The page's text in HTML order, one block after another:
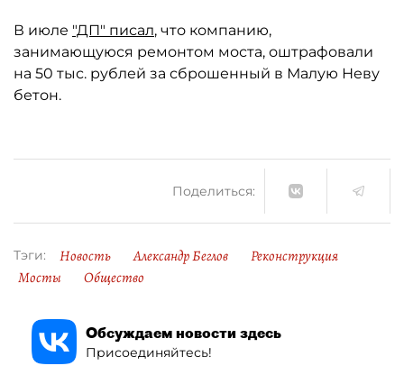
В июле "ДП" писал, что компанию,
занимающуюся ремонтом моста, оштрафовали
на 50 тыс. рублей за сброшенный в Малую Неву
бетон.
Поделиться:
Тэги: Новость Александр Беглов
Реконструкция
Мосты
Общество
Обсуждаем новости здесь
Присоединяйтесь!